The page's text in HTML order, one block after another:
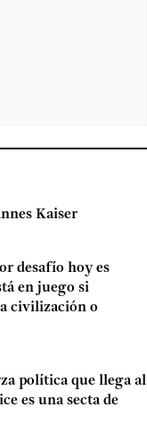
Kaiser
desafío hoy es
en juego si
civilización o
política que llega al
es una secta de